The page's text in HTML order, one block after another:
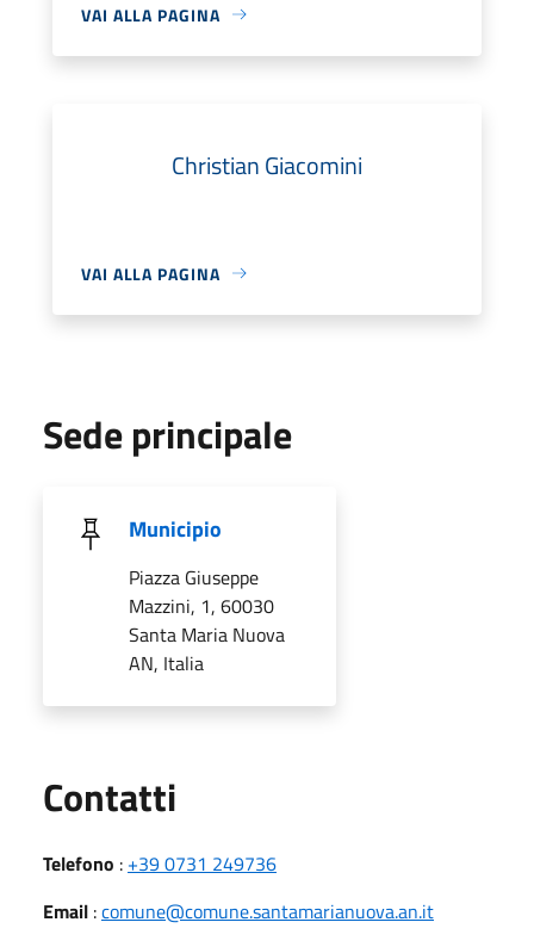
VAI ALLA PAGINA
Christian Giacomini
VAI ALLA PAGINA
Sede principale
Municipio
Piazza Giuseppe
Mazzini, 1, 60030
Santa Maria Nuova
AN, Italia
Contatti
Telefono : +39 0731 249736
Email :comune@comune.santamarianuova.an.it